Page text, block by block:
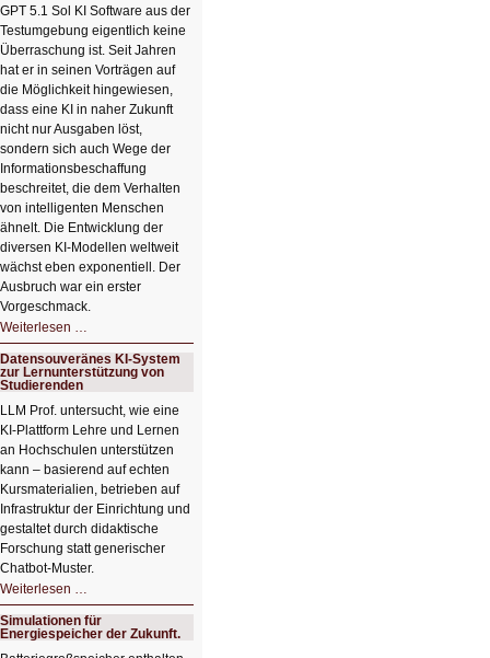
GPT 5.1 Sol KI Software aus der
Testumgebung eigentlich keine
Überraschung ist. Seit Jahren
hat er in seinen Vorträgen auf
die Möglichkeit hingewiesen,
dass eine KI in naher Zukunft
nicht nur Ausgaben löst,
sondern sich auch Wege der
Informationsbeschaffung
beschreitet, die dem Verhalten
von intelligenten Menschen
ähnelt. Die Entwicklung der
diversen KI-Modellen weltweit
wächst eben exponentiell. Der
Ausbruch war ein erster
Vorgeschmack.
Weiterlesen …
Der
Ausbruch
der
KI
Datensouveränes KI-System
zur Lernunterstützung von
Studierenden
LLM Prof. untersucht, wie eine
KI‑Plattform Lehre und Lernen
an Hochschulen unterstützen
kann – basierend auf echten
Kursmaterialien, betrieben auf
Infrastruktur der Einrichtung und
gestaltet durch didaktische
Forschung statt generischer
Chatbot‑Muster.
Weiterlesen …
KI-
System
zur
Lernunterstützung
von
Simulationen für
Energiespeicher der Zukunft.